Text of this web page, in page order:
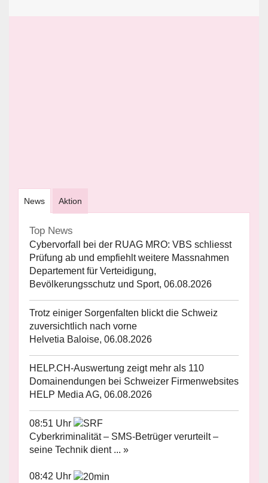
News Aktion
Top News
Cybervorfall bei der RUAG MRO: VBS schliesst
Prüfung ab und empfiehlt weitere Massnahmen
Departement für Verteidigung,
Bevölkerungsschutz und Sport, 06.08.2026
Trotz einiger Sorgenfalten blickt die Schweiz
zuversichtlich nach vorne
Helvetia Baloise, 06.08.2026
HELP.CH-Auswertung zeigt mehr als 110
Domainendungen bei Schweizer Firmenwebsites
HELP Media AG, 06.08.2026
08:51 Uhr
Cyberkriminalität – SMS-Betrüger verurteilt –
seine Technik dient ... »
08:42 Uhr